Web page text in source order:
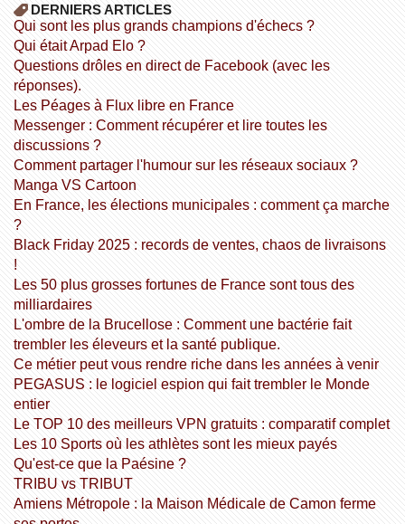
DERNIERS ARTICLES
Qui sont les plus grands champions d'échecs ?
Qui était Arpad Elo ?
Questions drôles en direct de Facebook (avec les
réponses).
Les Péages à Flux libre en France
Messenger : Comment récupérer et lire toutes les
discussions ?
Comment partager l'humour sur les réseaux sociaux ?
Manga VS Cartoon
En France, les élections municipales : comment ça marche
?
Black Friday 2025 : records de ventes, chaos de livraisons
!
Les 50 plus grosses fortunes de France sont tous des
milliardaires
L'ombre de la Brucellose : Comment une bactérie fait
trembler les éleveurs et la santé publique.
Ce métier peut vous rendre riche dans les années à venir
PEGASUS : le logiciel espion qui fait trembler le Monde
entier
Le TOP 10 des meilleurs VPN gratuits : comparatif complet
Les 10 Sports où les athlètes sont les mieux payés
Qu'est-ce que la Paésine ?
TRIBU vs TRIBUT
Amiens Métropole : la Maison Médicale de Camon ferme